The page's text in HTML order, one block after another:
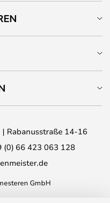
Rabanusstraße 14-16
(0) 66 423 063 128
GmbH